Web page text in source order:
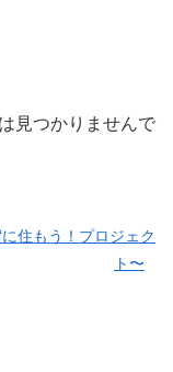
見つかりませんで
住もう！プロジェク
ト〜